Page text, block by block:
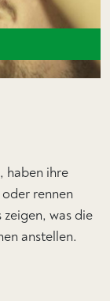
haben ihre
rennen
was die
anstellen.